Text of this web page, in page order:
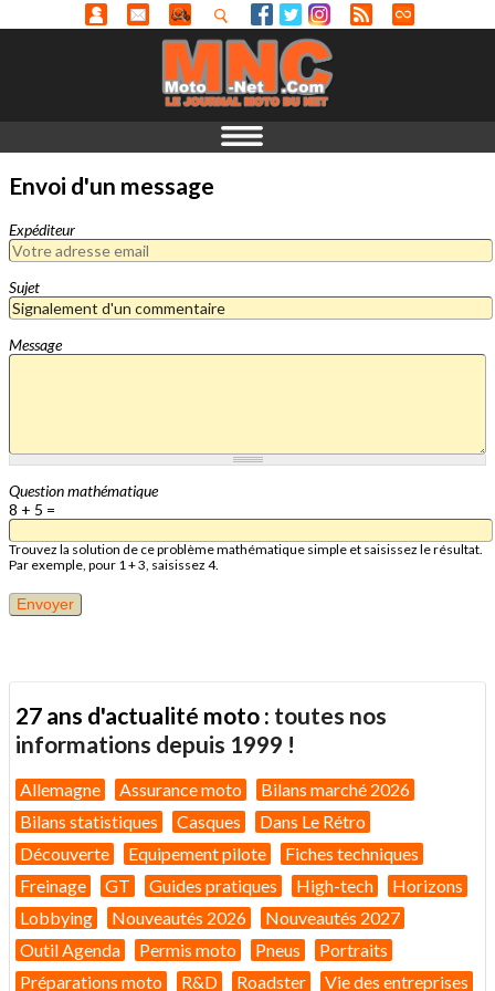
Envoi d'un message
Expéditeur
Sujet
Message
Question mathématique
8 + 5 =
Trouvez la solution de ce problème mathématique simple et saisissez le résultat.
Par exemple, pour 1 + 3, saisissez 4.
27 ans d'actualité moto : toutes nos
informations depuis 1999 !
Allemagne Assurance moto
Bilans marché 2026
Bilans statistiques
Casques
Dans Le Rétro
Découverte
Equipement pilote
Fiches techniques
Freinage
GT Guides pratiques High-tech
Horizons
Lobbying
Nouveautés 2026
Nouveautés 2027
Outil Agenda
Permis moto Pneus
Portraits
Préparations moto
R&D Roadster Vie des entreprises